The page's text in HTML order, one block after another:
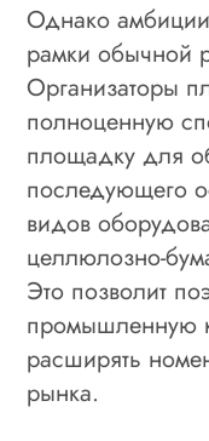
Однако амбиции
рамки обычной
Организаторы
полноценную
площадку для
последующего
видов
целлюлозно-
Это позволит
промышленную
расширять
рынка.